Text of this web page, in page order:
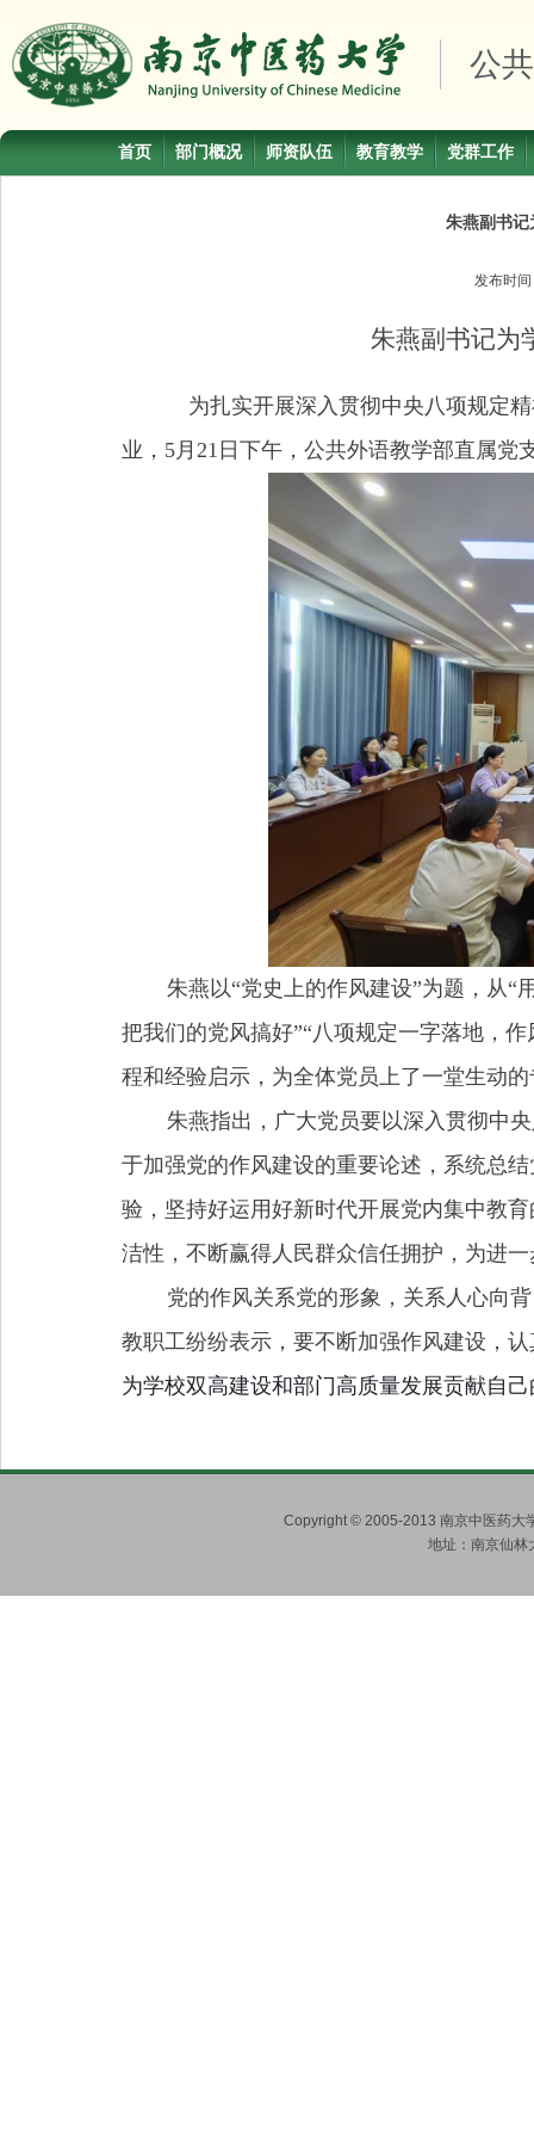
公
首页 部门概况 师资队伍 教育教学 党群工作
朱燕副书记
发布时
朱燕副书记为
为扎实开展深入贯彻中央八项规定
业， 5月21 日下午，公共外语教学部直属党
朱燕以“党史上的作风建设”为题，从“
把我们的党风搞好”“八项规定一字落地，
程和经验启示，为全体党员上了一堂生动
朱燕指出，广大党员要以深入贯彻中
于加强党的作风建设的重要论述，系统总
验，坚持好运用好新时代开展党内集中教
洁性，不断赢得人民群众信任拥护，为进
党的作风关系党的形象，关系人心向
教职工纷纷表示，要不断加强作风建设，认
为学校双高建设和部门高质量发展贡献自
Copyright © 2005-2013 南京中医药大
地址：南京仙林